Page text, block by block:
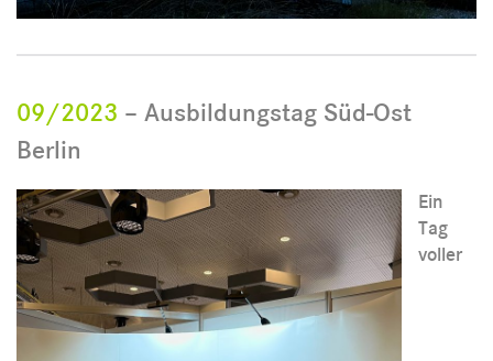
09/2023 – Ausbildungstag Süd-Ost
Berlin
Ein
Tag
voller